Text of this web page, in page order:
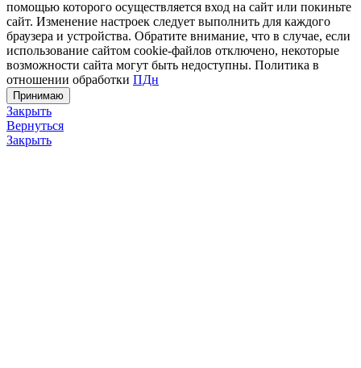
помощью которого осуществляется вход на сайт или покиньте
сайт. Изменение настроек следует выполнить для каждого
браузера и устройства. Обратите внимание, что в случае, если
использование сайтом cookie-файлов отключено, некоторые
возможности сайта могут быть недоступны. Политика в
отношении обработки ПДн
Принимаю
Закрыть
Вернуться
Закрыть